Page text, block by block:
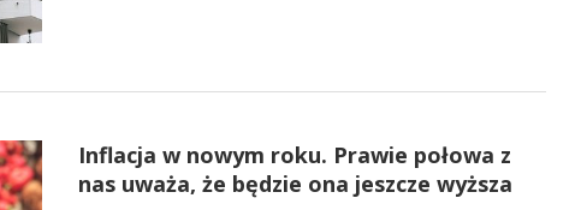
Inflacja w nowym roku. Prawie połowa z
nas uważa, że będzie ona jeszcze wyższa